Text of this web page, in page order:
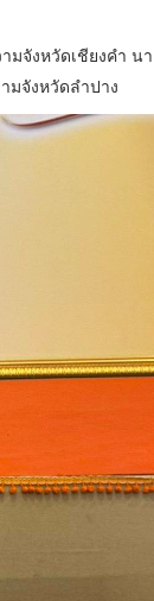
มจังหวัดเชียงคำ น
จังหวัดลำปาง